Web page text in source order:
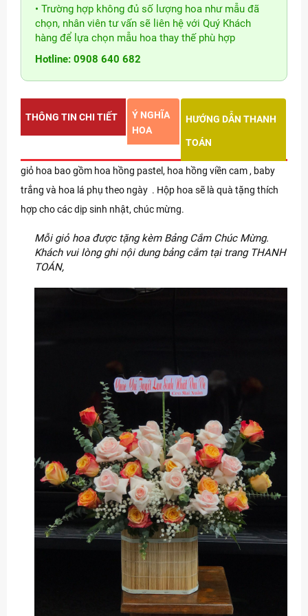
• Trường hợp không đủ số lượng hoa như mẫu đã
chọn, nhân viên tư vấn sẽ liên hệ với Quý Khách
hàng để lựa chọn mẫu hoa thay thế phù hợp
Hotline: 0908 640 682
THÔNG TIN CHI TIẾT
Ý NGHĨA
HOA
HƯỚNG DẪN THANH
TOÁN
giỏ hoa bao gồm hoa hồng pastel, hoa hồng viền cam , baby
trắng và hoa lá phụ theo ngày . Hộp hoa sẽ là quà tặng thích
hợp cho các dịp sinh nhật, chúc mừng.
Mỗi giỏ hoa được tặng kèm Bảng Cắm Chúc Mừng.
Khách vui lòng ghi nội dung bảng cắm tại trang THANH
TOÁN,